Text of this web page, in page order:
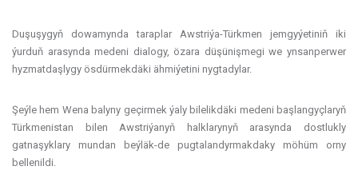
Duşuşygyň dowamynda taraplar Awstriýa-Türkmen jemgyýetiniň iki
ýurduň arasynda medeni dialogy, özara düşünişmegi we ynsanperwer
hyzmatdaşlygy ösdürmekdäki ähmiýetini nygtadylar.
Şeýle hem Wena balyny geçirmek ýaly bilelikdäki medeni başlangyçlaryň
Türkmenistan bilen Awstriýanyň halklarynyň arasynda dostlukly
gatnaşyklary mundan beýläk-de pugtalandyrmakdaky möhüm orny
bellenildi.